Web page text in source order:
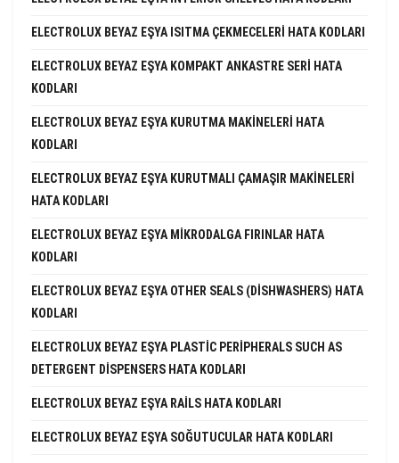
ELECTROLUX BEYAZ EŞYA ISITMA ÇEKMECELERI HATA KODLARI
ELECTROLUX BEYAZ EŞYA KOMPAKT ANKASTRE SERI HATA
KODLARI
ELECTROLUX BEYAZ EŞYA KURUTMA MAKINELERI HATA
KODLARI
ELECTROLUX BEYAZ EŞYA KURUTMALI ÇAMAŞIR MAKINELERI
HATA KODLARI
ELECTROLUX BEYAZ EŞYA MIKRODALGA FIRINLAR HATA
KODLARI
ELECTROLUX BEYAZ EŞYA OTHER SEALS (DISHWASHERS) HATA
KODLARI
ELECTROLUX BEYAZ EŞYA PLASTIC PERIPHERALS SUCH AS
DETERGENT DISPENSERS HATA KODLARI
ELECTROLUX BEYAZ EŞYA RAILS HATA KODLARI
ELECTROLUX BEYAZ EŞYA SOĞUTUCULAR HATA KODLARI